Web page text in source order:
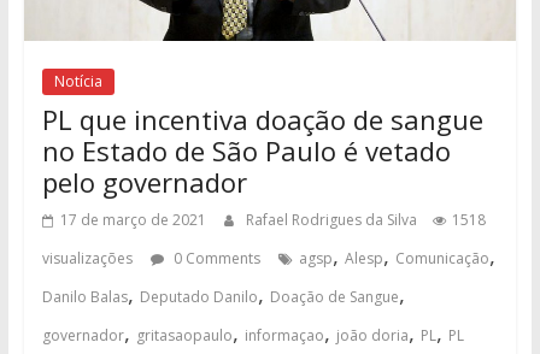
Notícia
PL que incentiva doação de sangue
no Estado de São Paulo é vetado
pelo governador
17 de março de 2021 Rafael Rodrigues da Silva
1518
visualizações
0 Comments agsp, Alesp, Comunicação,
Danilo Balas, Deputado Danilo, Doação de Sangue,
governador, gritasaopaulo, informaçao, joão doria, PL, PL